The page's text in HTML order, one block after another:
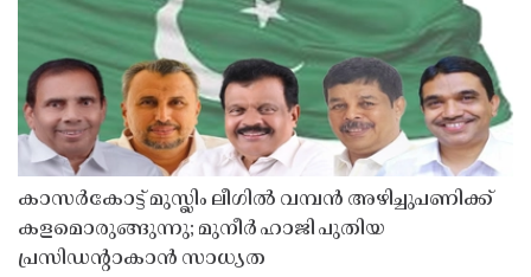
കാസർകോട്ട് മുസ്ലിം ലീഗിൽ വമ്പൻ അഴിച്ചുപണിക്ക്
കളമൊരുങ്ങുന്നു; മുനീർ ഹാജി പുതിയ
പ്രസിഡൻ്റാകാൻ സാധ്യത